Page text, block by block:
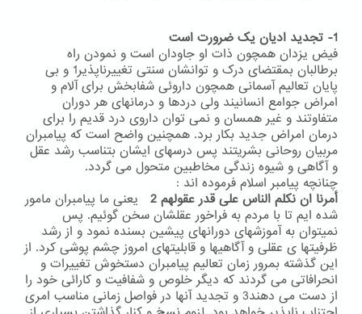
1- تجدید ادیان یک ضرورت است
فیض یزدان همچون ذات او جاودان است و نمودن راه
برطالبان بمقتضای درک و توانشان سنتی تغییرناپذیر1 و بی
پایان تعالیم آسمانی همچون داروئی شفابخش برای آلام و
امراض جوامع انسانیند ولی دردها و درمانهای هر دوران
متفاوتند و غیر همسان و نمی توان داروی درد قدیم را برای
درمان امراض جدید بکار برد. همچنین واضح است که پیامبران
مربیان روحانی بشریتند پس درسهای ایشان بتناسب رشد عقل
و آگاهی و شیوه زندگی مخاطبین متحول می گردد.
چنانچه پیامبر اسلام فرموده اند :
أمرنا ان نکلم الناس علی قدر عقولهم 2
یعنی ما پیامبران مامور
شده ایم تا با مردم به فراخور عقلشان سخن گوئیم. پس
نمیتوان به آموزشهای دورانهای پیشین بسنده نمود و از رشد
ظرفیتها ی عقلی و آگاهیها و قابلیتهای امروز چشم پوشی کرد. از
این گذشته بمرور زمان تعالیم پیامبران دستخوش تغییرات و
انحرافاتی می گردند که دیگر خلوص و شفافیت و کارائی خود را
از دست می دهند3 و تجدید آنها در فواصل زمانی مناسب امری